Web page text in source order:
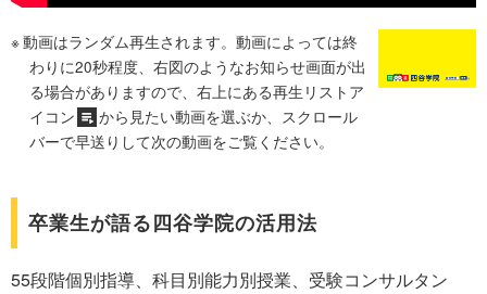
動画はランダム再生されます。動画によっては終
わりに20秒程度、右図のようなお知らせ画面が出
る場合がありますので、右上にある再生リストア
イコン
から見たい動画を選ぶか、スクロール
バーで早送りして次の動画をご覧ください。
卒業生が語る四谷学院の活用法
55段階個別指導、科目別能力別授業、受験コンサルタン